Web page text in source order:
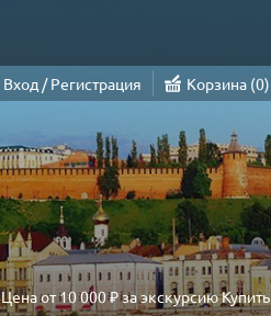
Вход / Регистрация Корзина 0
Цена от10 000 ₽за экскурсиюКупить